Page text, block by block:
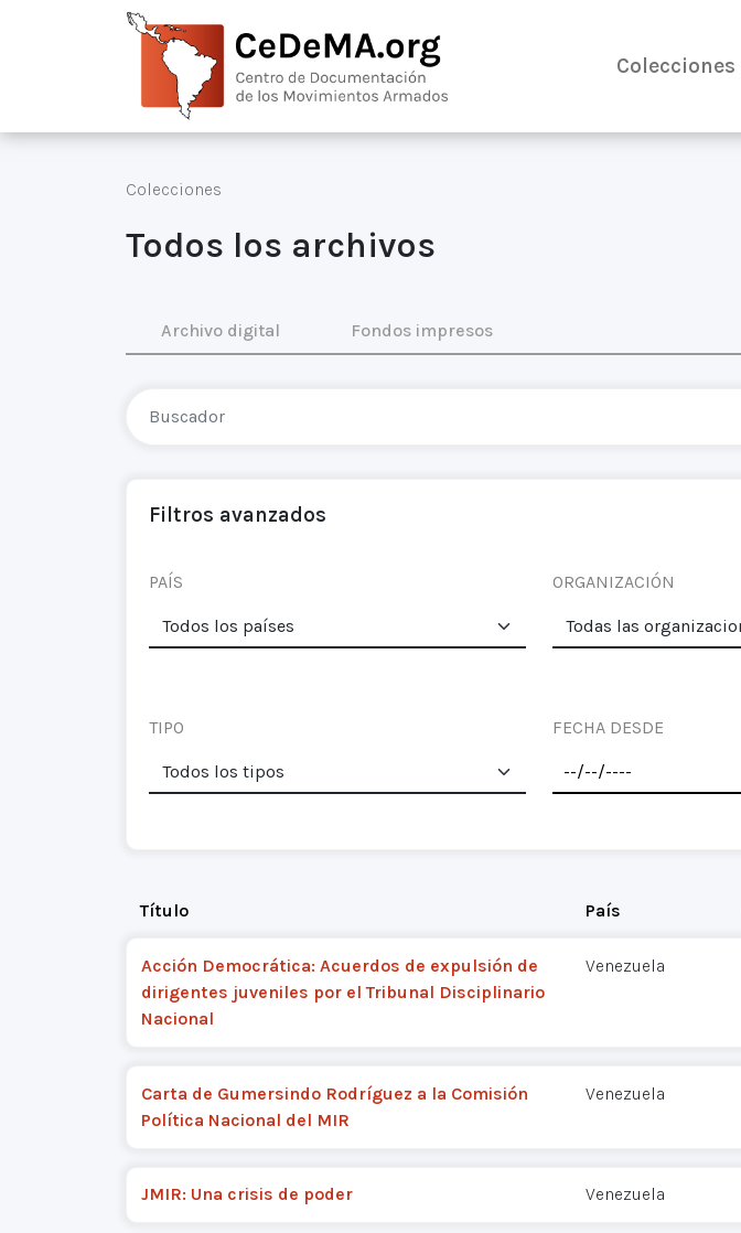
Colecciones
Colecciones
Todos los archivos
Archivo digital Fondos impresos
Filtros avanzados
PAÍS ORGANIZACIÓN
TIPO FECHA DESDE
Título País
Acción Democrática: Acuerdos de expulsión de
dirigentes juveniles por el Tribunal Disciplinario
Nacional
Venezuela
Carta de Gumersindo Rodríguez a la Comisión
Política Nacional del MIR
Venezuela
JMIR: Una crisis de poder Venezuela